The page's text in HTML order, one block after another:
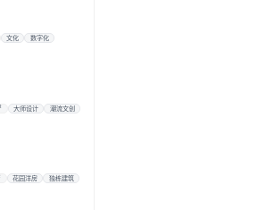
文化
数字化
大师设计
潮流文创
花园洋房
独栋建筑